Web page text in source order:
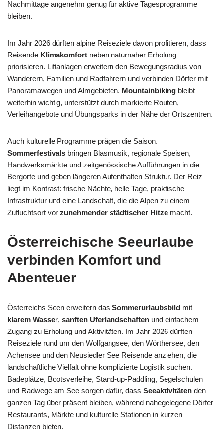
Nachmittage angenehm genug für aktive Tagesprogramme
bleiben.
Im Jahr 2026 dürften alpine Reiseziele davon profitieren, dass
Reisende Klimakomfort neben naturnaher Erholung
priorisieren. Liftanlagen erweitern den Bewegungsradius von
Wanderern, Familien und Radfahrern und verbinden Dörfer mit
Panoramawegen und Almgebieten. Mountainbiking bleibt
weiterhin wichtig, unterstützt durch markierte Routen,
Verleihangebote und Übungsparks in der Nähe der Ortszentren.
Auch kulturelle Programme prägen die Saison.
Sommerfestivals bringen Blasmusik, regionale Speisen,
Handwerksmärkte und zeitgenössische Aufführungen in die
Bergorte und geben längeren Aufenthalten Struktur. Der Reiz
liegt im Kontrast: frische Nächte, helle Tage, praktische
Infrastruktur und eine Landschaft, die die Alpen zu einem
Zufluchtsort vor zunehmender städtischer Hitze macht.
Österreichische Seeurlaube
verbinden Komfort und
Abenteuer
Österreichs Seen erweitern das Sommerurlaubsbild mit
klarem Wasser, sanften Uferlandschaften und einfachem
Zugang zu Erholung und Aktivitäten. Im Jahr 2026 dürften
Reiseziele rund um den Wolfgangsee, den Wörthersee, den
Achensee und den Neusiedler See Reisende anziehen, die
landschaftliche Vielfalt ohne komplizierte Logistik suchen.
Badeplätze, Bootsverleihe, Stand-up-Paddling, Segelschulen
und Radwege am See sorgen dafür, dass Seeaktivitäten den
ganzen Tag über präsent bleiben, während nahegelegene Dörfer
Restaurants, Märkte und kulturelle Stationen in kurzen
Distanzen bieten.